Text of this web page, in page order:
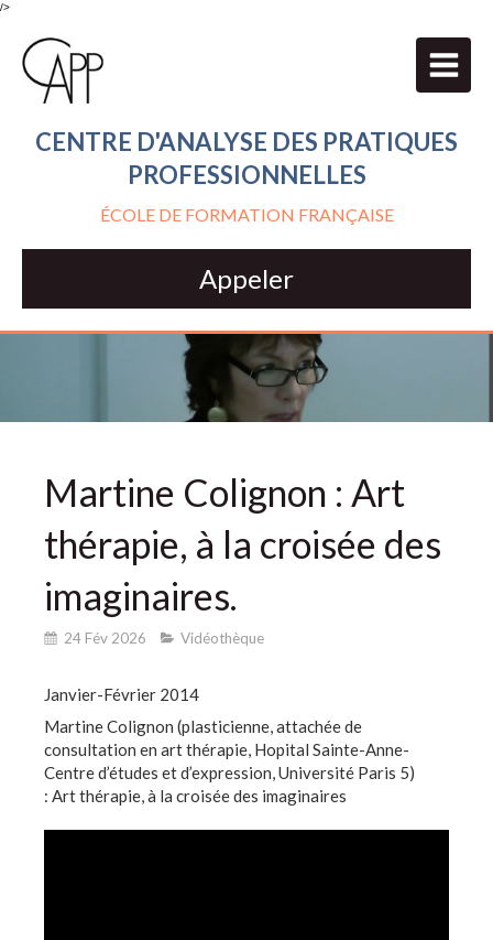
/>
CENTRE D'ANALYSE DES PRATIQUES
PROFESSIONNELLES
ÉCOLE DE FORMATION FRANÇAISE
Appeler
Martine Colignon : Art
thérapie, à la croisée des
imaginaires.
24 Fév 2026 Vidéothèque
Janvier-Février 2014
Martine Colignon (plasticienne, attachée de
consultation en art thérapie, Hopital Sainte-Anne-
Centre d’études et d’expression, Université Paris 5)
: Art thérapie, à la croisée des imaginaires